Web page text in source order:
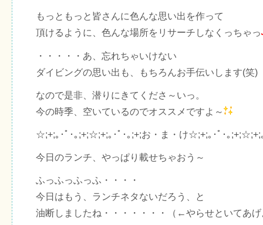
もっともっと皆さんに色んな思い出を作って
頂けるように、色んな場所をリサーチしなくっちゃっ
・・・・・あ、忘れちゃいけない
ダイビングの思い出も、もちろんお手伝いします(笑)
なので是非、潜りにきてくださ～いっ。
今の時季、空いているのでオススメですよ～
☆;+;｡･ﾟ･｡;+;☆;+;｡･ﾟ･｡;+;お・ま・け☆;+;｡･ﾟ･｡;+;☆;+;
今日のランチ、やっぱり載せちゃおう～
ふっふっふっふ・・・・
今日はもう、ランチネタないだろう、と
油断しましたね・・・・・・・（←やらせといてあげ